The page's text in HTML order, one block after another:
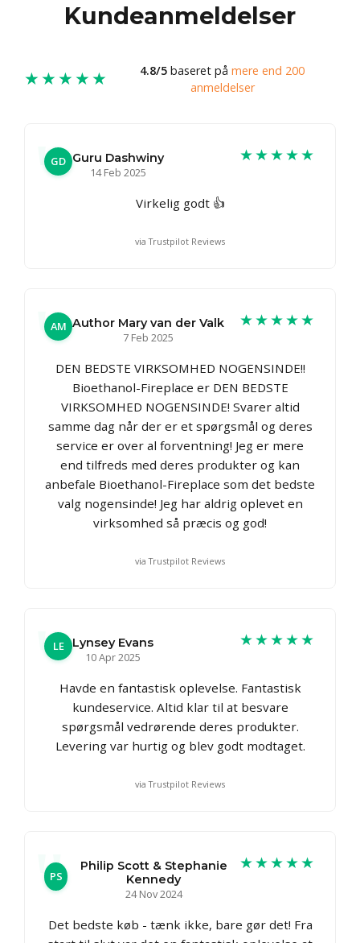
Kundeanmeldelser
★★★★★ 4.8/5 baseret på mere end 200
anmeldelser
GD Guru Dashwiny
14 Feb 2025
★★★★★
Virkelig godt 👍
via Trustpilot Reviews
AM Author Mary van der Valk
7 Feb 2025
★★★★★
DEN BEDSTE VIRKSOMHED NOGENSINDE!!
Bioethanol-Fireplace er DEN BEDSTE
VIRKSOMHED NOGENSINDE! Svarer altid
samme dag når der er et spørgsmål og deres
service er over al forventning! Jeg er mere
end tilfreds med deres produkter og kan
anbefale Bioethanol-Fireplace som det bedste
valg nogensinde! Jeg har aldrig oplevet en
virksomhed så præcis og god!
via Trustpilot Reviews
LE
Lynsey Evans
10 Apr 2025
★★★★★
Havde en fantastisk oplevelse. Fantastisk
kundeservice. Altid klar til at besvare
spørgsmål vedrørende deres produkter.
Levering var hurtig og blev godt modtaget.
via Trustpilot Reviews
PS
Philip Scott & Stephanie
Kennedy
24 Nov 2024
★★★★★
Det bedste køb - tænk ikke, bare gør det! Fra